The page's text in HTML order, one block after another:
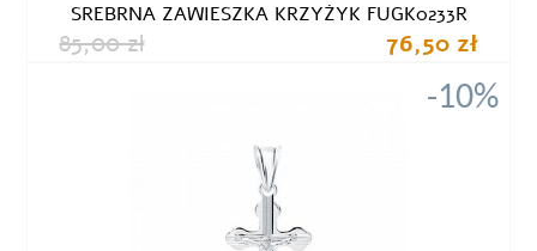
SREBRNA ZAWIESZKA KRZYŻYK FUGK0233R
85,00 zł 76,50 zł
-10%